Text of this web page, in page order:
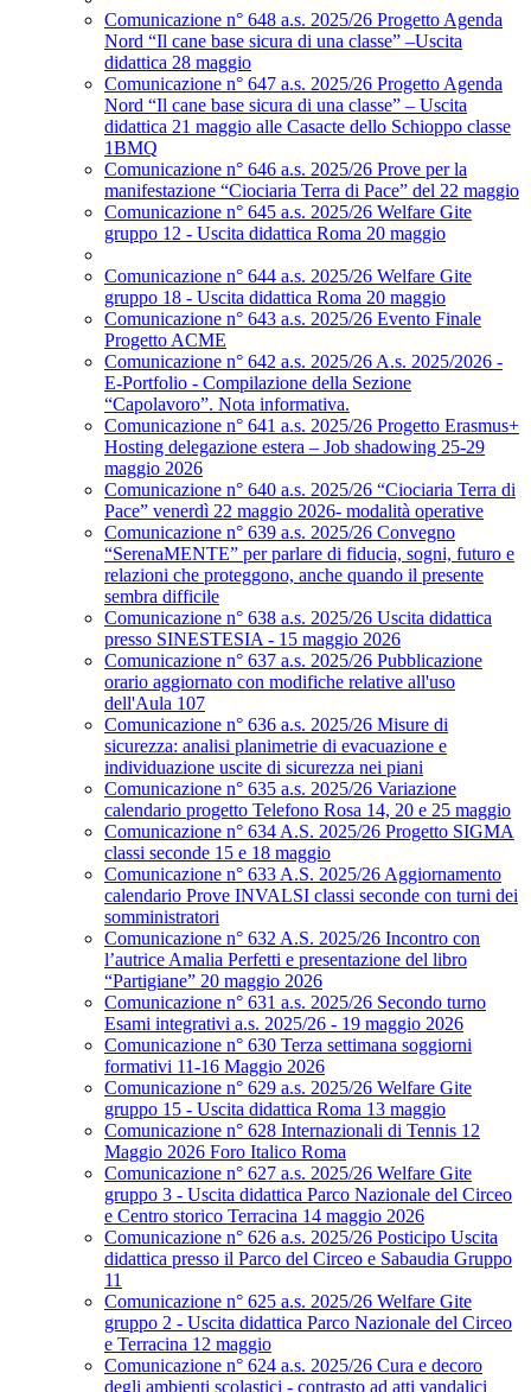
Comunicazione n° 648 a.s. 2025/26 Progetto Agenda
Nord “Il cane base sicura di una classe” –Uscita
didattica 28 maggio
Comunicazione n° 647 a.s. 2025/26 Progetto Agenda
Nord “Il cane base sicura di una classe” – Uscita
didattica 21 maggio alle Casacte dello Schioppo classe
1BMQ
Comunicazione n° 646 a.s. 2025/26 Prove per la
manifestazione “Ciociaria Terra di Pace” del 22 maggio
Comunicazione n° 645 a.s. 2025/26 Welfare Gite
gruppo 12 - Uscita didattica Roma 20 maggio
Comunicazione n° 644 a.s. 2025/26 Welfare Gite
gruppo 18 - Uscita didattica Roma 20 maggio
Comunicazione n° 643 a.s. 2025/26 Evento Finale
Progetto ACME
Comunicazione n° 642 a.s. 2025/26 A.s. 2025/2026 -
E-Portfolio - Compilazione della Sezione
“Capolavoro”. Nota informativa.
Comunicazione n° 641 a.s. 2025/26 Progetto Erasmus+
Hosting delegazione estera – Job shadowing 25-29
maggio 2026
Comunicazione n° 640 a.s. 2025/26 “Ciociaria Terra di
Pace” venerdì 22 maggio 2026- modalità operative
Comunicazione n° 639 a.s. 2025/26 Convegno
“SerenaMENTE” per parlare di fiducia, sogni, futuro e
relazioni che proteggono, anche quando il presente
sembra difficile
Comunicazione n° 638 a.s. 2025/26 Uscita didattica
presso SINESTESIA - 15 maggio 2026
Comunicazione n° 637 a.s. 2025/26 Pubblicazione
orario aggiornato con modifiche relative all'uso
dell'Aula 107
Comunicazione n° 636 a.s. 2025/26 Misure di
sicurezza: analisi planimetrie di evacuazione e
individuazione uscite di sicurezza nei piani
Comunicazione n° 635 a.s. 2025/26 Variazione
calendario progetto Telefono Rosa 14, 20 e 25 maggio
Comunicazione n° 634 A.S. 2025/26 Progetto SIGMA
classi seconde 15 e 18 maggio
Comunicazione n° 633 A.S. 2025/26 Aggiornamento
calendario Prove INVALSI classi seconde con turni dei
somministratori
Comunicazione n° 632 A.S. 2025/26 Incontro con
l’autrice Amalia Perfetti e presentazione del libro
“Partigiane” 20 maggio 2026
Comunicazione n° 631 a.s. 2025/26 Secondo turno
Esami integrativi a.s. 2025/26 - 19 maggio 2026
Comunicazione n° 630 Terza settimana soggiorni
formativi 11-16 Maggio 2026
Comunicazione n° 629 a.s. 2025/26 Welfare Gite
gruppo 15 - Uscita didattica Roma 13 maggio
Comunicazione n° 628 Internazionali di Tennis 12
Maggio 2026 Foro Italico Roma
Comunicazione n° 627 a.s. 2025/26 Welfare Gite
gruppo 3 - Uscita didattica Parco Nazionale del Circeo
e Centro storico Terracina 14 maggio 2026
Comunicazione n° 626 a.s. 2025/26 Posticipo Uscita
didattica presso il Parco del Circeo e Sabaudia Gruppo
11
Comunicazione n° 625 a.s. 2025/26 Welfare Gite
gruppo 2 - Uscita didattica Parco Nazionale del Circeo
e Terracina 12 maggio
Comunicazione n° 624 a.s. 2025/26 Cura e decoro
degli ambienti scolastici - contrasto ad atti vandalici